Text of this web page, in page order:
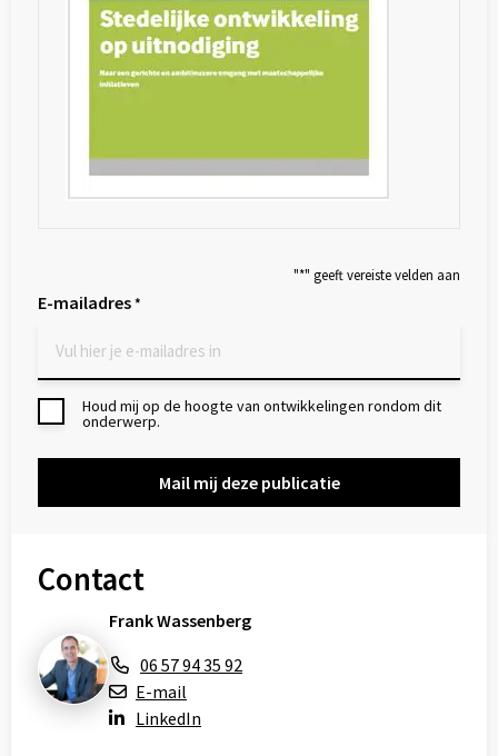
"*" geeft vereiste velden aan
E-mailadres*
Toestemming
Houd mij op de hoogte van ontwikkelingen rondom dit
onderwerp.
Contact
Frank Wassenberg
06 57 94 35 92
E-mail
LinkedIn